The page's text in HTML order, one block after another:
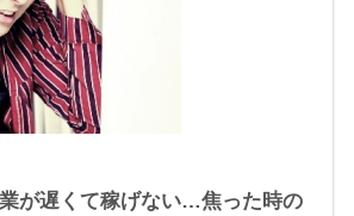
が遅くて稼げない…焦った時の